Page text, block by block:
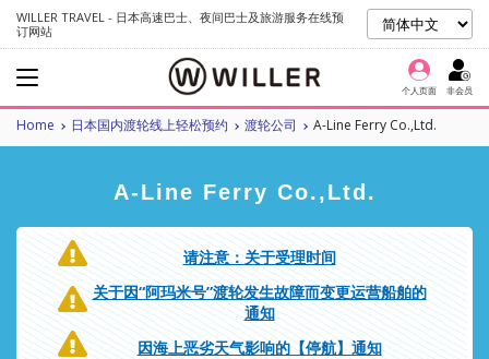
WILLER TRAVEL - 日本高速巴士、夜间巴士及旅游服务在线预
订网站
个人页面 非会员
Home 日本国内渡轮线上轻松预约 渡轮公司 A-Line Ferry Co.,Ltd.
A-Line Ferry Co.,Ltd.
请注意：关于受理时间
关于因“阿玛米号”渡轮发生故障而变更运营船舶的
通知
因海上恶劣天气影响的【停航】通知